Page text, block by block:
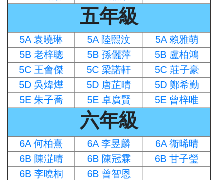
五年級
5A 袁曉琳 5A 陸熙汶
5A 賴雅萌
5B 老梓聰
5B 孫儷萍
5B 盧柏鴻
5C 王會傑
5C 梁諾軒
5C 莊子豪
5D 吳煒燁
5D 唐芷晴
5D 鄭希勤
5E 朱子喬
5E 卓廣賢 5E 曾梓唯
六年級
6A 何柏熹 6A 李昱麟
6A 衞晞晴
6B 陳淽晴
6B 陳冠霖
6B 甘子瑩
6B 李曉桐
6B 曾智恩